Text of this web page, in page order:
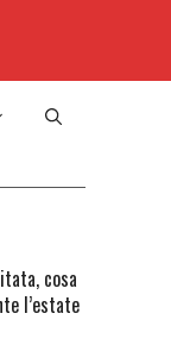
cosa
l’estate